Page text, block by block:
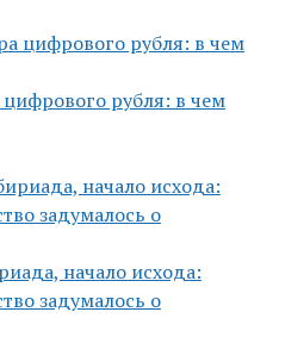
рубля: в чем
начало исхода:
задумалось о